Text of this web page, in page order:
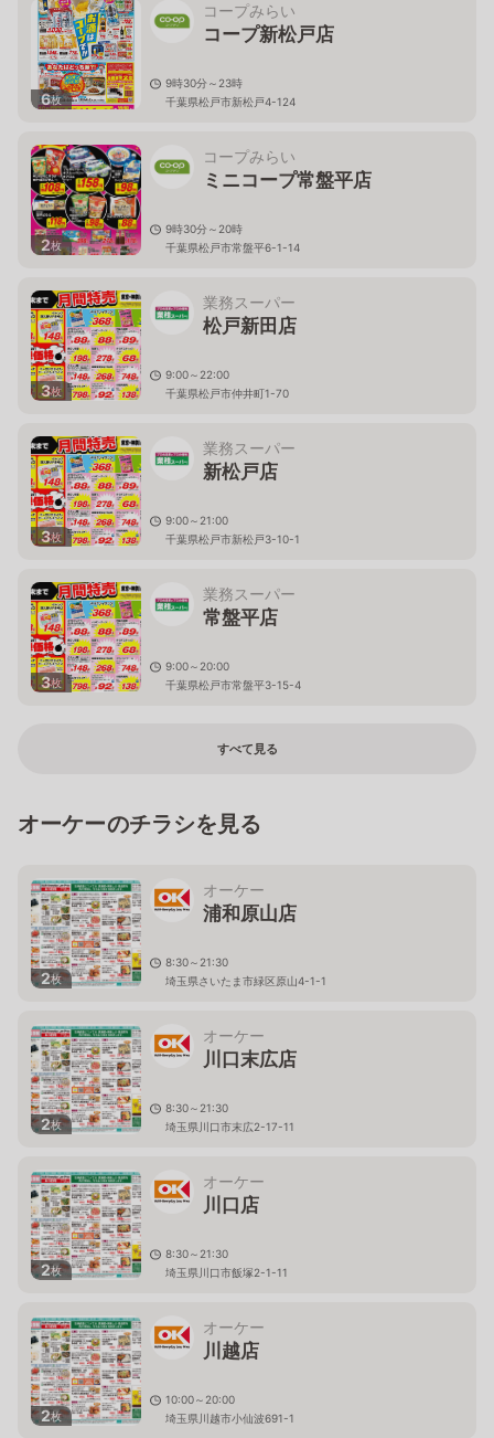
6枚
コープみらい
コープ新松戸店
9時30分～23時
千葉県松戸市新松戸4-124
2枚
コープみらい
ミニコープ常盤平店
9時30分～20時
千葉県松戸市常盤平6-1-14
3枚
業務スーパー
松戸新田店
9:00～22:00
千葉県松戸市仲井町1-70
3枚
業務スーパー
新松戸店
9:00～21:00
千葉県松戸市新松戸3-10-1
3枚
業務スーパー
常盤平店
9:00～20:00
千葉県松戸市常盤平3-15-4
すべて見る
オーケーのチラシを見る
2枚
オーケー
浦和原山店
8:30～21:30
埼玉県さいたま市緑区原山4-1-1
2枚
オーケー
川口末広店
8:30～21:30
埼玉県川口市末広2-17-11
2枚
オーケー
川口店
8:30～21:30
埼玉県川口市飯塚2-1-11
2枚
オーケー
川越店
10:00～20:00
埼玉県川越市小仙波691-1